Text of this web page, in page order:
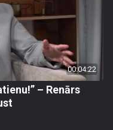
00:04:22
– Renārs